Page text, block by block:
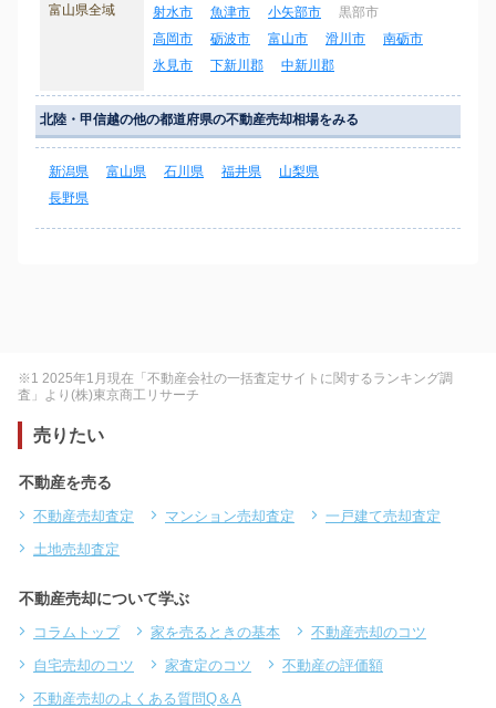
富山県全域 射水市 魚津市 小矢部市
黒部市
高岡市
砺波市 富山市 滑川市
南砺市
氷見市
下新川郡 中新川郡
北陸・甲信越の他の都道府県の不動産売却相場をみる
新潟県 富山県 石川県 福井県
山梨県
長野県
※1 2025年1月現在「不動産会社の一括査定サイトに関するランキング調
査」より(株)東京商工リサーチ
売りたい
不動産を売る
不動産売却査定 マンション売却査定
一戸建て売却査定
土地売却査定
不動産売却について学ぶ
コラムトップ 家を売るときの基本
不動産売却のコツ
自宅売却のコツ
家査定のコツ
不動産の評価額
不動産売却のよくある質問Q＆A